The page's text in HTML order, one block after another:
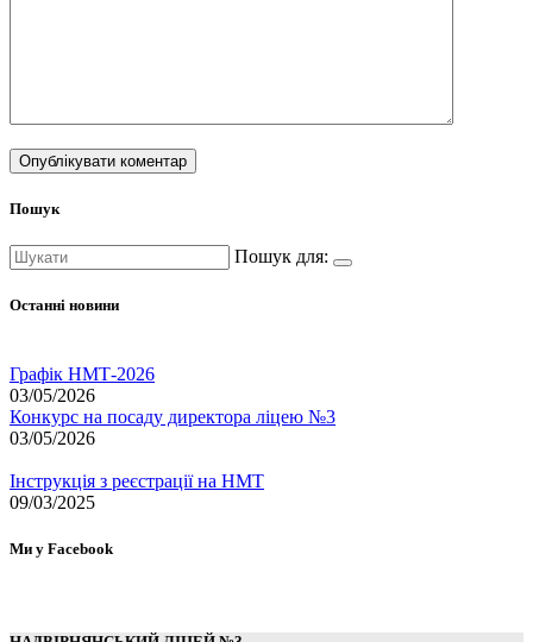
Пошук
Пошук для:
Останні новини
Графік НМТ-2026
03/05/2026
Конкурс на посаду директора ліцею №3
03/05/2026
Інструкція з реєстрації на НМТ
09/03/2025
Ми у Facebook